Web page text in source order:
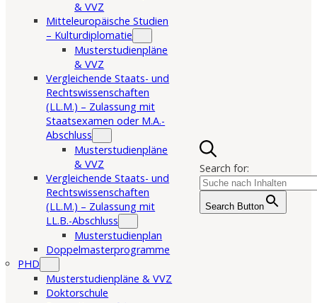
& VVZ
Mitteleuropäische Studien
– Kulturdiplomatie
Musterstudienpläne
& VVZ
Vergleichende Staats- und
Rechtswissenschaften
(LL.M.) – Zulassung mit
Staatsexamen oder M.A.-
Abschluss
Musterstudienpläne
& VVZ
Vergleichende Staats- und
Rechtswissenschaften
(LL.M.) – Zulassung mit
LL.B.-Abschluss
Musterstudienplan
Doppelmasterprogramme
PHD
Musterstudienpläne & VVZ
Doktorschule
Search for:
Search Button